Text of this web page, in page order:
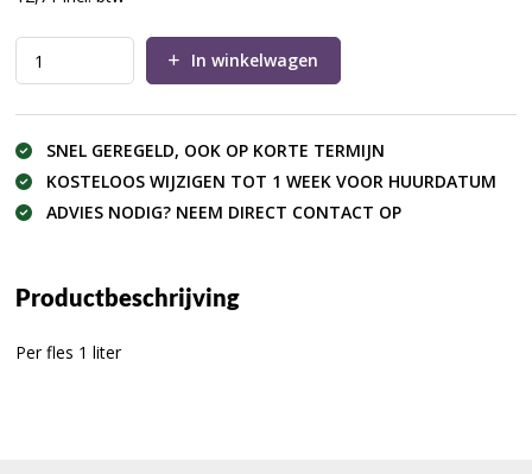
In winkelwagen
SNEL GEREGELD, OOK OP KORTE TERMIJN
KOSTELOOS WIJZIGEN TOT 1 WEEK VOOR HUURDATUM
ADVIES NODIG? NEEM DIRECT CONTACT OP
Productbeschrijving
Per fles 1 liter